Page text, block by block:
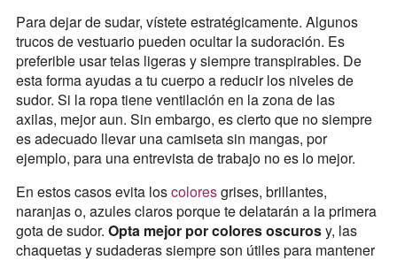
Para dejar de sudar, vístete estratégicamente. Algunos
trucos de vestuario pueden ocultar la sudoración. Es
preferible usar telas ligeras y siempre transpirables. De
esta forma ayudas a tu cuerpo a reducir los niveles de
sudor. Si la ropa tiene ventilación en la zona de las
axilas, mejor aun. Sin embargo, es cierto que no siempre
es adecuado llevar una camiseta sin mangas, por
ejemplo, para una entrevista de trabajo no es lo mejor.
En estos casos evita loscoloresgrises, brillantes,
naranjas o, azules claros porque te delatarán a la primera
gota de sudor. Opta mejor por colores oscurosy, las
chaquetas y sudaderas siempre son útiles para mantener